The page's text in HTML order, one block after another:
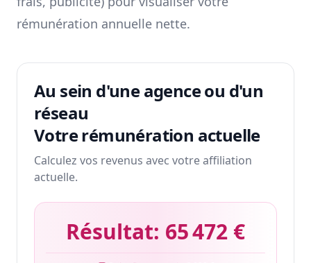
rémunération annuelle nette.
Au sein d'une agence ou d'un
réseau
Votre rémunération actuelle
Calculez vos revenus avec votre affiliation
actuelle.
Résultat: 65 472 €